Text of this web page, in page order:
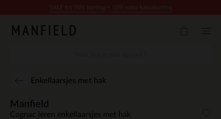
Enkellaarsjes met hak
Manfield
Cognac leren enkellaarsjes met hak